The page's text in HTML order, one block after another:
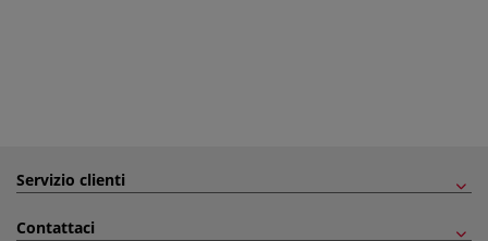
Servizio clienti
Contattaci